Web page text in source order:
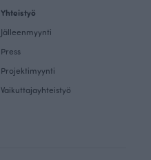
Yhteistyö
Jälleenmyynti
Press
Projektimyynti
Vaikuttajayhteistyö